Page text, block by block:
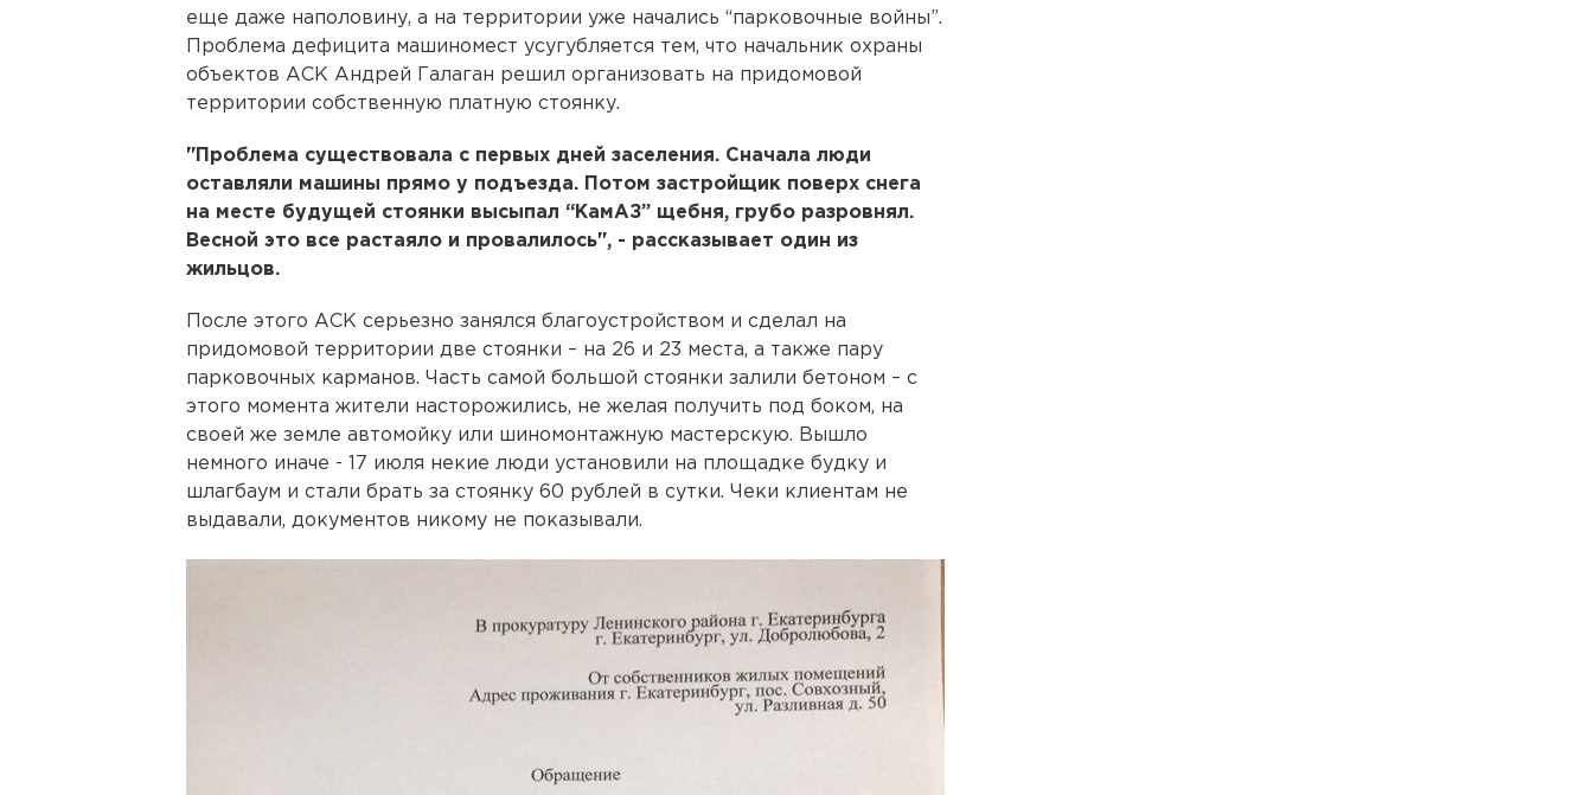
еще даже наполовину, а на территории уже начались “парковочные войны”.
Проблема дефицита машиномест усугубляется тем, что начальник охраны
объектов АСК Андрей Галаган решил организовать на придомовой
территории собственную платную стоянку.
"Проблема существовала с первых дней заселения. Сначала люди
оставляли машины прямо у подъезда. Потом застройщик поверх снега
на месте будущей стоянки высыпал “КамАЗ” щебня, грубо разровнял.
Весной это все растаяло и провалилось", - рассказывает один из
жильцов.
После этого АСК серьезно занялся благоустройством и сделал на
придомовой территории две стоянки – на 26 и 23 места, а также пару
парковочных карманов. Часть самой большой стоянки залили бетоном – с
этого момента жители насторожились, не желая получить под боком, на
своей же земле автомойку или шиномонтажную мастерскую. Вышло
немного иначе - 17 июля некие люди установили на площадке будку и
шлагбаум и стали брать за стоянку 60 рублей в сутки. Чеки клиентам не
выдавали, документов никому не показывали.